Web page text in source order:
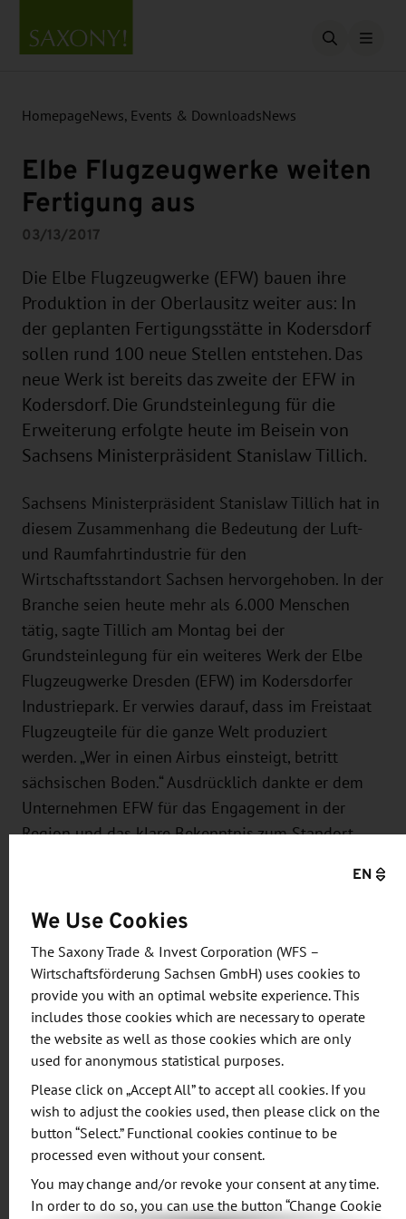
Open
HomepageNews, Events & DownloadsNews
Elbe Flugzeugwerke weiten
Fertigung aus
03/13/2017
Die Elbe Flugzeugwerke (EFW) bauen ihre
Produktion in der Oberlausitz weiter aus: In
der geplanten Fertigungsstätte in Kodersdorf
sollen rund 100 neue Stellen entstehen. Das
neue Werk ist bereits das zweite der EFW in
Kodersdorf. Die Grundsteinlegung für die
Erweiterung erfolgte heute im Beisein von
Sachsens Ministerpräsident Stanislaw Tillich.
Sachsens Ministerpräsident Stanislaw Tillich hat in
diesem Zusammenhang die Bedeutung der Luft-
und Raumfahrtindustrie für den
Wirtschaftsstandort Sachsen hervorgehoben. In der
Branche seien heute mehr als 6.000 Menschen
tätig, sagte Tillich am Montag bei der
Grundsteinlegung für ein weiteres Werk der Elbe
Flugzeugwerke Dresden (EFW) im Kodersdorfer
Industriepark. Er verwies darauf, dass im Freistaat
Flugzeugteile für die ganze Welt produziert
werden. „Wer in einen Airbus einsteigt, betritt
sächsischen Boden.“ Ausdrücklich dankte er dem
Unternehmen EFW für das Engagement in der
Region und das klare Bekenntnis zum Standort
Schub.“
Tillich lobte zugleich die erfolgreiche Entwicklung
in Kodersdorf: „Die Entwicklung hier am Standort
ist auch eine Erfolgsgeschichte aus der Oberlausitz,
die zeigt, was im ländlichen Raum in Sachsen
möglich ist.“ Der Industriepark sei ein gutes
Beispiel dafür, dass Sachsen auch außerhalb der
Großstädte Industrieland sei. „Knapp die Hälfte der
sächsischen Weltmarktführer haben ihren Sitz in
ländlichen Regionen“, sagte der Ministerpräsident.
EN
We Use Cookies
The Saxony Trade & Invest Corporation (WFS –
Wirtschaftsförderung Sachsen GmbH) uses cookies to
provide you with an optimal website experience. This
includes those cookies which are necessary to operate
the website as well as those cookies which are only
used for anonymous statistical purposes.
Please click on „Accept All” to accept all cookies. If you
wish to adjust the cookies used, then please click on the
button “Select.” Functional cookies continue to be
processed even without your consent.
You may change and/or revoke your consent at any time.
In order to do so, you can use the button “Change Cookie